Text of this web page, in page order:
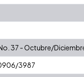
37 - Octubre/
3987